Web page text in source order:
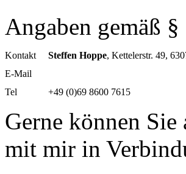
Angaben gemäß
Kontakt Steffen Hoppe, Kettelerstr. 49,
E-Mail
Tel
+49 (0)69 8600 7615
Gerne können Sie
mit mir in